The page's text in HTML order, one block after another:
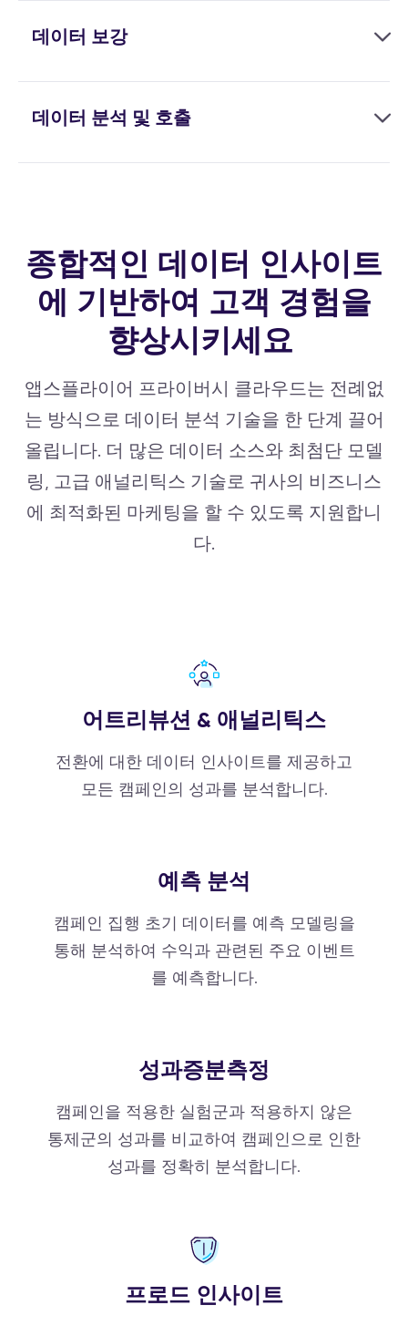
데이터 보강
데이터 분석 및 호출
종합적인 데이터 인사이트
에 기반하여 고객 경험을
향상시키세요
앱스플라이어 프라이버시 클라우드는 전례없
는 방식으로 데이터 분석 기술을 한 단계 끌어
올립니다. 더 많은 데이터 소스와 최첨단 모델
링, 고급 애널리틱스 기술로 귀사의 비즈니스
에 최적화된 마케팅을 할 수 있도록 지원합니
다.
어트리뷰션 & 애널리틱스
전환에 대한 데이터 인사이트를 제공하고
모든 캠페인의 성과를 분석합니다.
예측 분석
캠페인 집행 초기 데이터를 예측 모델링을
통해 분석하여 수익과 관련된 주요 이벤트
를 예측합니다.
성과증분측정
캠페인을 적용한 실험군과 적용하지 않은
통제군의 성과를 비교하여 캠페인으로 인한
성과를 정확히 분석합니다.
프로드 인사이트